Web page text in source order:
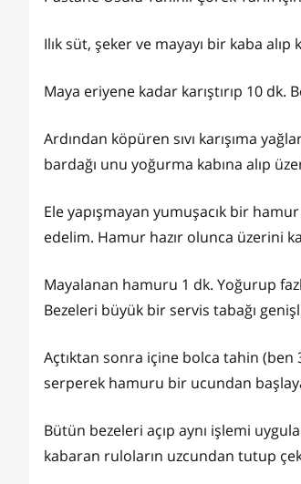
Ilık süt, şeker ve mayayı bir kaba alıp
Maya eriyene kadar karıştırıp 10 dk.
Ardından köpüren sıvı karışıma
bardağı unu yoğurma kabına alıp
Ele yapışmayan yumuşacık bir
edelim. Hamur hazır olunca üzerini
Mayalanan hamuru 1 dk. Yoğurup
Bezeleri büyük bir servis tabağı
Açtıktan sonra içine bolca tahin (ben
serperek hamuru bir ucundan
Bütün bezeleri açıp aynı işlemi
kabaran ruloların uzcundan tutup